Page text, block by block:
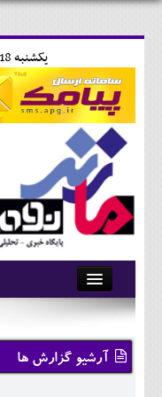
يکشنبه 18 مرداد 1405-14:4-
آرشیو
تماس با ما
وبلاگ
آرشیو گزارش ها